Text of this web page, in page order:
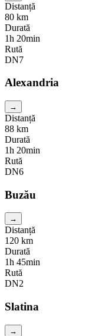
Distanță
80 km
Durată
1h 20min
Rută
DN7
Alexandria
→
Distanță
88 km
Durată
1h 20min
Rută
DN6
Buzău
→
Distanță
120 km
Durată
1h 45min
Rută
DN2
Slatina
→